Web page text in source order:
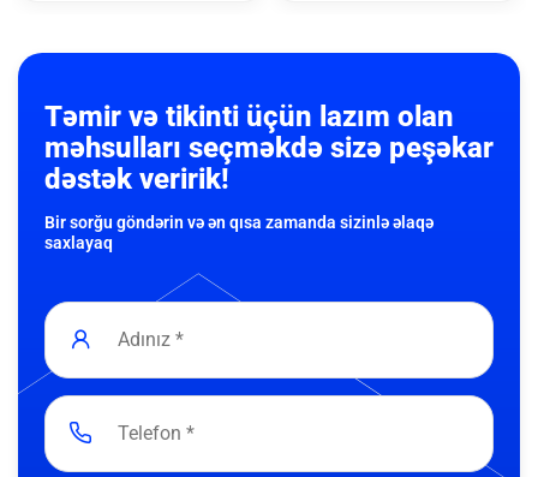
Təmir və tikinti üçün lazım olan
məhsulları seçməkdə sizə peşəkar
dəstək veririk!
Bir sorğu göndərin və ən qısa zamanda sizinlə əlaqə
saxlayaq